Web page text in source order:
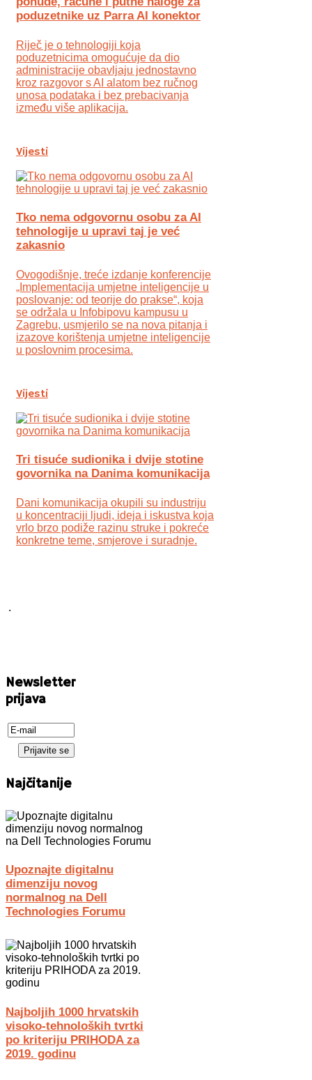
poduzetnike uz Parra AI konektor
Riječ je o tehnologiji koja
poduzetnicima omogućuje da dio
administracije obavljaju jednostavno
kroz razgovor s AI alatom bez ručnog
unosa podataka i bez prebacivanja
između više aplikacija.
Vijesti
Tko nema odgovornu osobu za AI
tehnologije u upravi taj je već
zakasnio
Ovogodišnje, treće izdanje konferencije
„Implementacija umjetne inteligencije u
poslovanje: od teorije do prakse“, koja
se održala u Infobipovu kampusu u
Zagrebu, usmjerilo se na nova pitanja i
izazove korištenja umjetne inteligencije
u poslovnim procesima.
Vijesti
Tri tisuće sudionika i dvije stotine
govornika na Danima komunikacija
Dani komunikacija okupili su industriju
u koncentraciji ljudi, ideja i iskustva koja
vrlo brzo podiže razinu struke i pokreće
konkretne teme, smjerove i suradnje.
.
Newsletter
prijava
Najčitanije
Upoznajte digitalnu
dimenziju novog
normalnog na Dell
Technologies Forumu
Najboljih 1000 hrvatskih
visoko-tehnoloških tvrtki
po kriteriju PRIHODA za
2019. godinu